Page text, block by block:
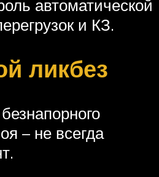
автоматической
и КЗ.
ликбез
– не всегда